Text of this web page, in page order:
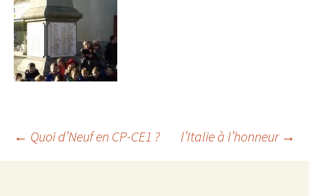
Navigation
← Quoi d’Neuf en CP-CE1 ? l’Italie à l’honneur →